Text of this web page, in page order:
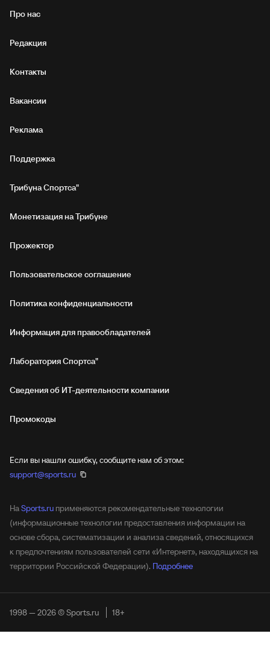
Про нас
Редакция
Контакты
Вакансии
Реклама
Поддержка
Трибуна Спортса"
Монетизация на Трибуне
Прожектор
Пользовательское соглашение
Политика конфиденциальности
Информация для правообладателей
Лаборатория Спортса"
Сведения об ИТ‑деятельности компании
Промокоды
Если вы нашли ошибку, сообщите нам об этом:
support@sports.ru
НаSports.ru применяются рекомендательные технологии
(информационные технологии предоставления информации на
основе сбора, систематизации и анализа сведений, относящихся
к предпочтениям пользователей сети «Интернет», находящихся на
территории Российской Федерации). Подробнее
1998 — 2026 © Sports.ru 18+